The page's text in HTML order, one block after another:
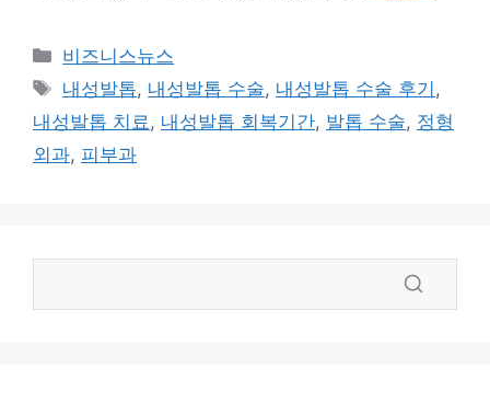
카
테
고
리
비즈니스뉴스
태
그
내성발톱, 내성발톱 수술, 내성발톱 수술 후기 ,
내성발톱 치료 , 내성발톱 회복기간, 발톱 수술, 정형
외과, 피부과